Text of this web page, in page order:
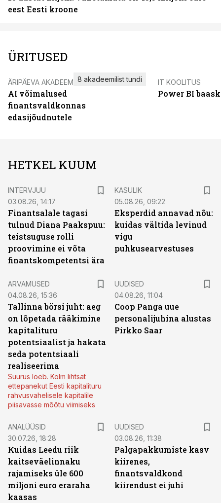
eest Eesti kroone
ÜRITUSED
ÄRIPÄEVA AKADEEMIA
AI võimalused
finantsvaldkonnas
edasijõudnutele
8 akadeemilist tundi IT KOOLITUS
Power BI
HETKEL KUUM
INTERVJUU
03.08.26, 14:17
Finantsalale tagasi
tulnud Diana Paakspuu:
teistsuguse rolli
proovimine ei võta
finantskompetentsi ära
KASULIK
05.08.26, 09:22
Eksperdid annavad nõu:
kuidas vältida levinud
vigu
puhkusearvestuses
ARVAMUSED
04.08.26, 15:36
Tallinna börsi juht: aeg
on lõpetada rääkimine
kapitalituru
potentsiaalist ja hakata
seda potentsiaali
realiseerima
Suurus loeb. Kolm lihtsat
ettepanekut Eesti kapitalituru
rahvusvahelisele kapitalile
piisavasse mõõtu viimiseks
UUDISED
04.08.26, 11:04
Coop Panga uue
personalijuhina alustas
Pirkko Saar
ANALÜÜSID
30.07.26, 18:28
Kuidas Leedu riik
kaitseväelinnaku
rajamiseks üle 600
miljoni euro eraraha
kaasas
UUDISED
03.08.26, 11:38
Palgapakkumiste kasv
kiirenes,
finantsvaldkond
kiirendust ei juhi